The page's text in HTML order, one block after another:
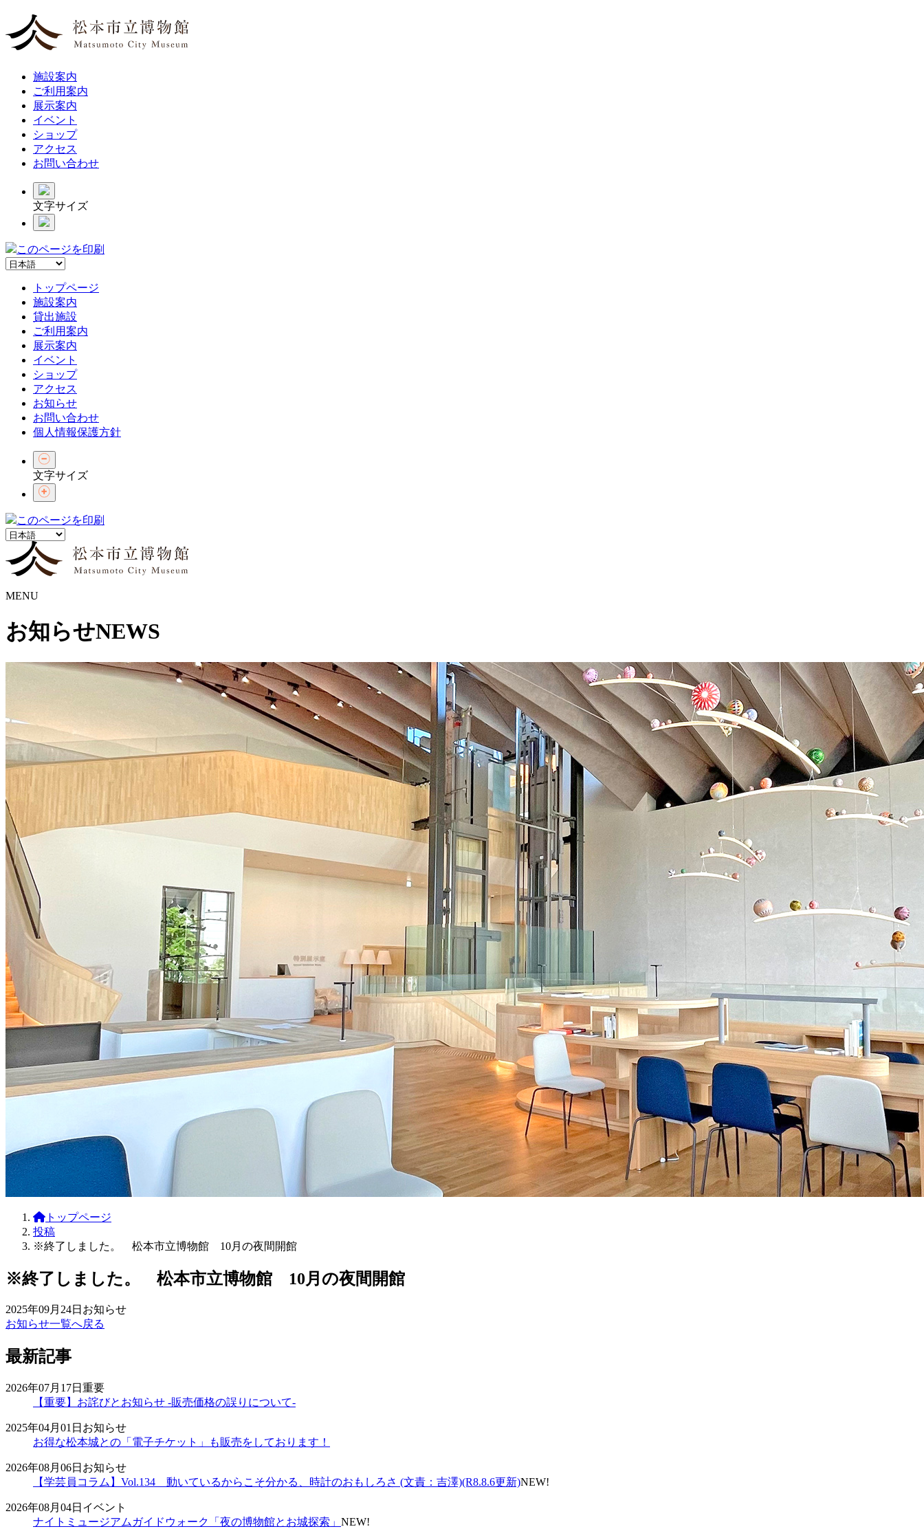
施設案内
ご利用案内
展示案内
イベント
ショップ
アクセス
お問い合わせ
文字サイズ
このページを印刷
トップページ
施設案内
貸出施設
ご利用案内
展示案内
イベント
ショップ
アクセス
お知らせ
お問い合わせ
個人情報保護方針
文字サイズ
このページを印刷
MENU
お知らせNEWS
トップページ
投稿
※終了しました。 松本市立博物館 10月の夜間開館
※終了しました。 松本市立博物館 10月の夜間開館
2025年09月24日 お知らせ
お知らせ一覧へ戻る
最新記事
2026年07月17日 重要
【重要】お詫びとお知らせ -販売価格の誤りについて-
2025年04月01日 お知らせ
お得な松本城との「電子チケット」も販売をしております！
2026年08月06日 お知らせ
【学芸員コラム】Vol.134 動いているからこそ分かる、時計のおもしろさ (文責：吉澤)(R8.8.6更新)NEW!
2026年08月04日 イベント
ナイトミュージアムガイドウォーク「夜の博物館とお城探索」 NEW!